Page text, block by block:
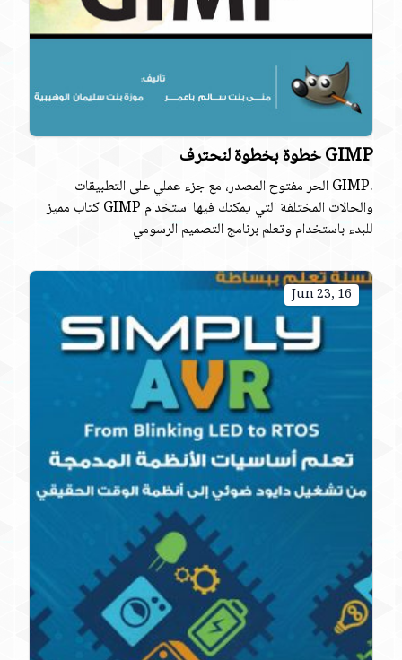
GIMP خطوة بخطوة لنحترف
.GIMP الحر مفتوح المصدر، مع جزء عملي على التطبيقات
والحالات المختلفة التي يمكنك فيها استخدام GIMP كتاب مميز
للبدء باستخدام وتعلم برنامج التصميم الرسومي
Jun 23, 16